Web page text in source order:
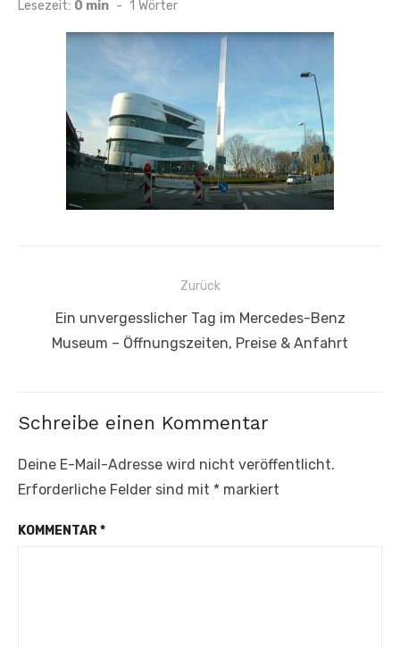
Lesezeit: 0 min - 1 Wörter
Beitragsnavigation
Zurück
Vorheriger
Beitrag:
Ein unvergesslicher Tag im Mercedes-Benz
Museum – Öffnungszeiten, Preise & Anfahrt
Schreibe einen Kommentar
Deine E-Mail-Adresse wird nicht veröffentlicht.
Erforderliche Felder sind mit * markiert
KOMMENTAR*